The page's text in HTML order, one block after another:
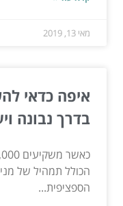
מאי 13, 2019
בדרך נבונה
הכולל תמהיל של
הספציפית...